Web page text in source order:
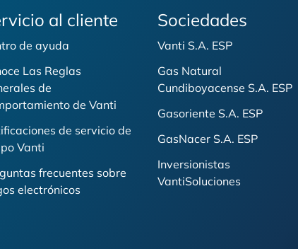
al cliente
de ayuda
Las Reglas
de
de Vanti
de servicio de
Vanti
frecuentes sobre
electrónicos
Sociedades
Vanti S.A. ESP
Gas Natural
Cundiboyacense S.A. ESP
Gasoriente S.A. ESP
GasNacer S.A. ESP
Inversionistas
VantiSoluciones